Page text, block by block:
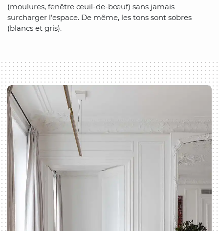
(moulures, fenêtre œuil-de-bœuf) sans jamais
surcharger l’espace. De même, les tons sont sobres
(blancs et gris).